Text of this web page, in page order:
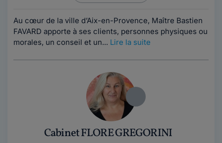
Au cœur de la ville d’Aix-en-Provence, Maître Bastien
FAVARD apporte à ses clients, personnes physiques ou
morales, un conseil et un... Lire la suite
Cabinet FLORE GREGORINI